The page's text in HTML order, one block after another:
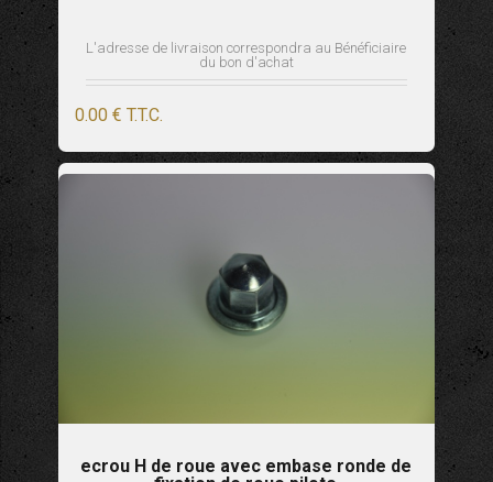
L'adresse de livraison correspondra au Bénéficiaire
du bon d'achat
0.00 € T.T.C.
ecrou H de roue avec embase ronde de